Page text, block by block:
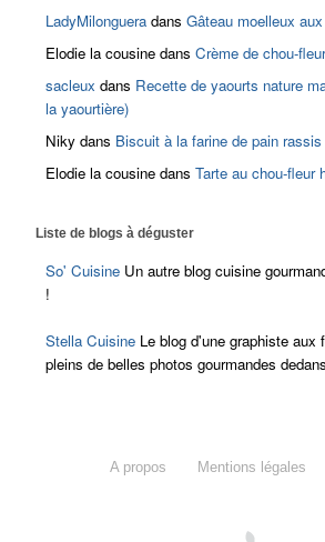
LadyMilonguera dansGâteau moelleux
Elodie la cousine dansCrème de chou-
sacleux dans Recette de yaourts nature
la yaourtière)
Niky dans Biscuit à la farine de pain rassis
Elodie la cousine dansTarte au chou-fleur
Liste de blogs à déguster
So' Cuisine Un autre blog cuisine
!
Stella Cuisine Le blog d'une graphiste aux
pleins de belles photos gourmandes
A propos Mentions légales